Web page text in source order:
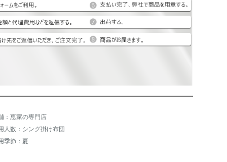
：恵家の専門店
人数：シング掛け布団
季節：夏